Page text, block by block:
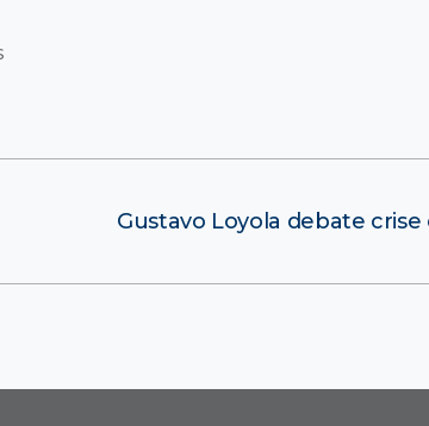
Gustavo Loyola debate